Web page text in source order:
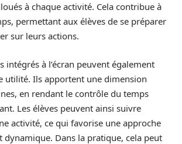
à chaque activité. Cela contribue à
permettant aux élèves de se préparer
sur leurs actions.
intégrés à l’écran peuvent également
utilité. Ils apportent une dimension
en rendant le contrôle du temps
Les élèves peuvent ainsi suivre
activité, ce qui favorise une approche
dynamique. Dans la pratique, cela peut